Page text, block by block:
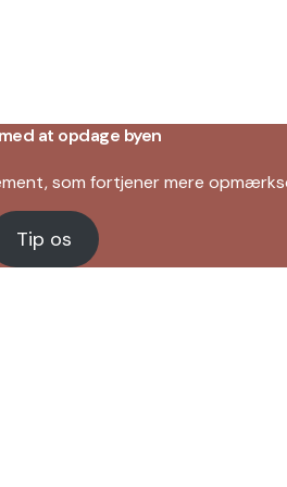
at opdage byen
som fortjener mere
Tip os